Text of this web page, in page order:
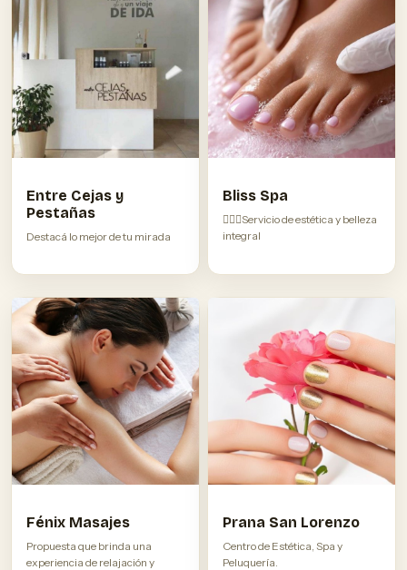
Entre Cejas y
Pestañas
Destacá lo mejor de tu mirada
Bliss Spa
💆🏽‍♀️Servicio de estética y belleza
integral
Fénix Masajes
Propuesta que brinda una
experiencia de relajación y
Prana San Lorenzo
Centro de Estética, Spa y
Peluquería.